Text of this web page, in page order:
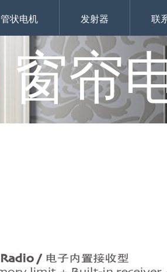
管状电机 发射器 联
窗帘